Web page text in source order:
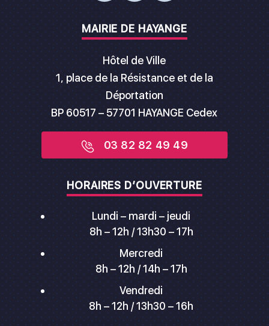
MAIRIE DE HAYANGE
Hôtel de Ville
1, place de la Résistance et de la
Déportation
BP 60517 – 57701 HAYANGE Cedex
03 82 82 49 49
HORAIRES D’OUVERTURE
Lundi – mardi – jeudi
8h – 12h / 13h30 – 17h
Mercredi
8h – 12h / 14h – 17h
Vendredi
8h – 12h / 13h30 – 16h